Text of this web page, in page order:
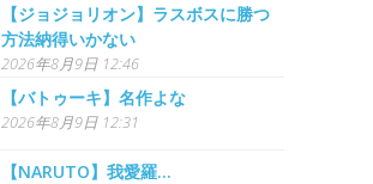
【ジョジョリオン】ラスボスに勝つ
方法納得いかない
2026年8月9日 12:46
【バトゥーキ】名作よな
2026年8月9日 12:31
【NARUTO】我愛羅…